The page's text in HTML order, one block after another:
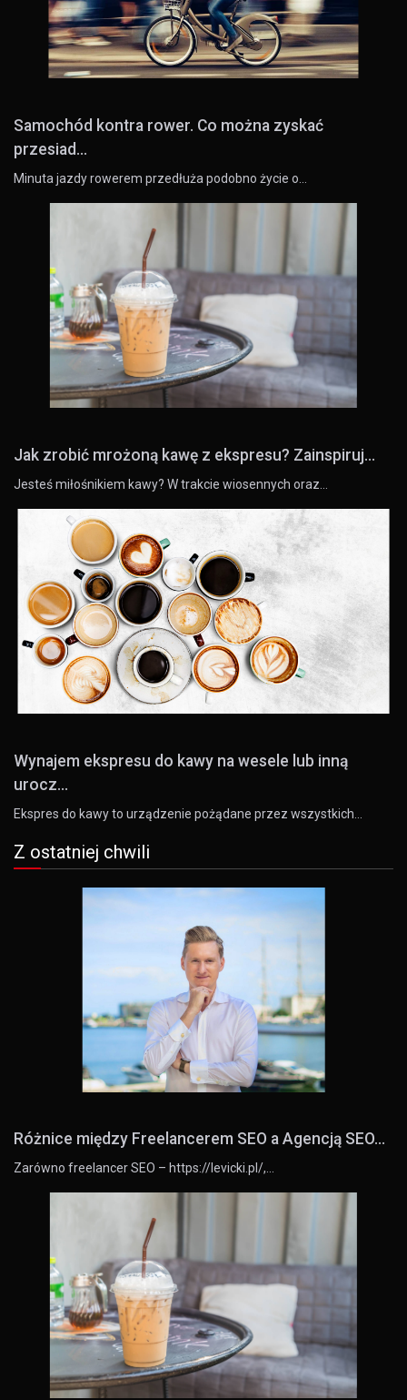
Samochód kontra rower. Co można zyskać
przesiad...
Minuta jazdy rowerem przedłuża podobno życie o…
Jak zrobić mrożoną kawę z ekspresu? Zainspiruj...
Jesteś miłośnikiem kawy? W trakcie wiosennych oraz…
Wynajem ekspresu do kawy na wesele lub inną
urocz...
Ekspres do kawy to urządzenie pożądane przez wszystkich…
Z ostatniej chwili
Różnice między Freelancerem SEO a Agencją SEO...
Zarówno freelancer SEO – https://levicki.pl/,…